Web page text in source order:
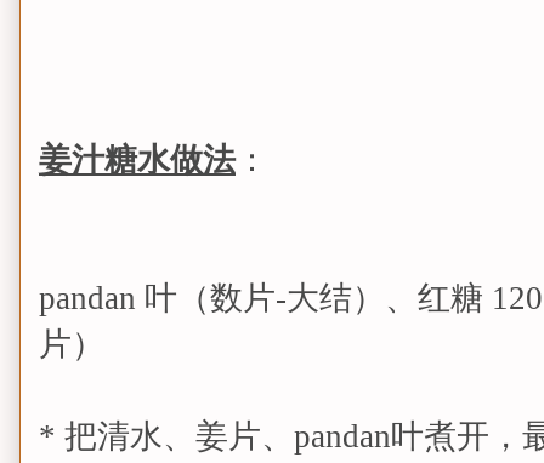
姜汁糖水做法：
pandan 叶（数片-大结）、红糖
片）
* 把清水、姜片、pandan叶煮开，